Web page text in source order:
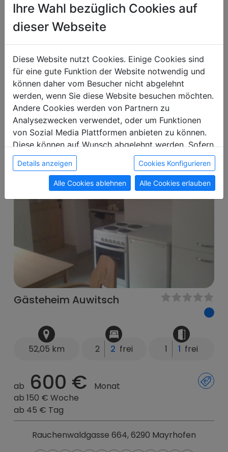
E-Mail anzeigen
Details Anfragen
Gästeheim Auwitsch
52,05 km 2 2 frei 1 1 frei
ab 600 €
Monat
ab 150 € Woche
ab 45 € Tag
Rauchenwaldgasse 664, 6290 Mayrhofen
Ihre Wahl bezüglich Cookies auf
dieser Webseite
Diese Website nutzt Cookies. Einige Cookies sind
für eine gute Funktion der Website notwendig und
können daher vom Besucher nicht abgelehnt
werden, wenn Sie diese Website besuchen möchten.
Andere Cookies werden von Partnern zu
Analysezwecken verwendet, oder um Funktionen
von Sozial Media Plattformen anbieten zu können.
Diese können auf Wunsch abgelehnt werden. Sofern
sie unsere Webseite weiter nutzen, geben Sie
Einwilligung zu unseren Cookies.
Details anzeigen Cookies Konfigurieren
Alle Cookies ablehnen Alle Cookies erlauben